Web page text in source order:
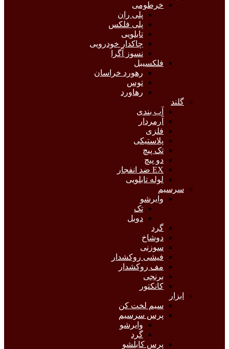
خرطومی
پلی ران
پلی فلکس
تابلویی
چاکدار خودرویی
نسوز آگرا
فلکسیبل
رهورد خراسان
توس
رهاورد
گلند
آب بندی
آرمردار
فلزی
پلاستیکی
تک پیچ
دو پیچ
EX ضد انفجار
لوله تابلویی
سرسیم
وایرشو
تک
دوبل
گرد
دوشاخ
سوزنی
فیشی روکشدار
مف روکشدار
برنجی
کانکتور
ابزار
سیم لخت کن
پرس سرسیم
وایرشو
گرد
پرس کابلشو